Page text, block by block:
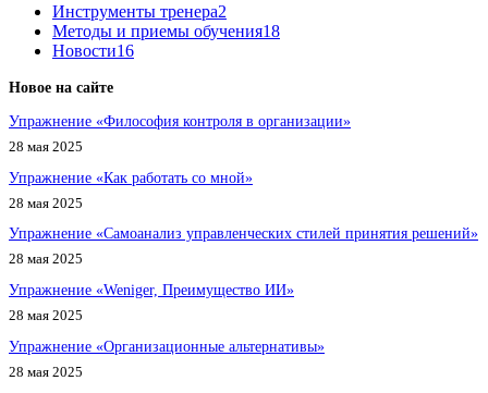
Инструменты тренера2
Методы и приемы обучения18
Новости16
Новое на сайте
Упражнение «Философия контроля в организации»
28 мая 2025
Упражнение «Как работать со мной»
28 мая 2025
Упражнение «Самоанализ управленческих стилей принятия решений»
28 мая 2025
Упражнение «Weniger, Преимущество ИИ»
28 мая 2025
Упражнение «Организационные альтернативы»
28 мая 2025